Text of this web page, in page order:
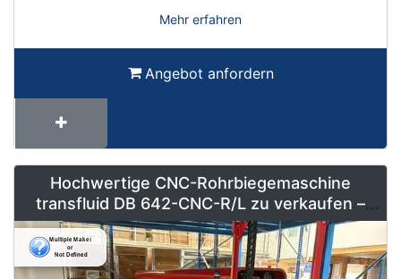
Mehr erfahren
Angebot anfordern
Hochwertige CNC-Rohrbiegemaschine
transfluid DB 642-CNC-R/L zu verkaufen –
Vollautomatisiert & Neuwertig